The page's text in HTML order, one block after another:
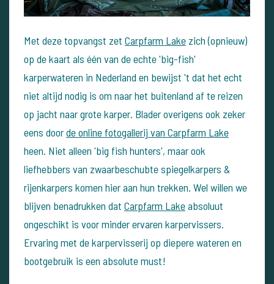
Met deze topvangst zet Carpfarm Lake zich (opnieuw)
op de kaart als één van de echte 'big-fish'
karperwateren in Nederland en bewijst 't dat het echt
niet altijd nodig is om naar het buitenland af te reizen
op jacht naar grote karper. Blader overigens ook zeker
eens doorde online fotogallerij van Carpfarm Lake
heen. Niet alleen 'big fish hunters', maar ook
liefhebbers van zwaarbeschubte spiegelkarpers &
rijenkarpers komen hier aan hun trekken. Wel willen we
blijven benadrukken dat Carpfarm Lakeabsoluut
ongeschikt is voor minder ervaren karpervissers.
Ervaring met de karpervisserij op diepere wateren en
bootgebruik is een absolute must!